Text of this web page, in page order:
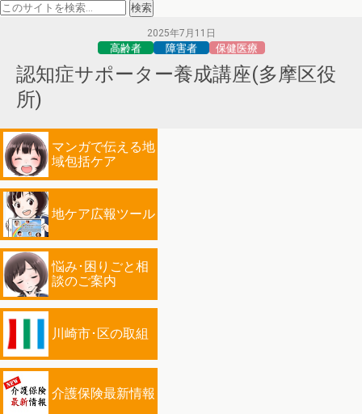
2025年7月11日
高齢者 障害者 保健医療
認知症サポーター養成講座(多摩区役
所)
マンガで伝える地
域包括ケア
地ケア広報ツール
悩み･困りごと相
談のご案内
川崎市･区の取組
介護保険最新情報